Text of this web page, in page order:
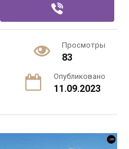
Просмотры
83
Опубликовано
11.09.2023